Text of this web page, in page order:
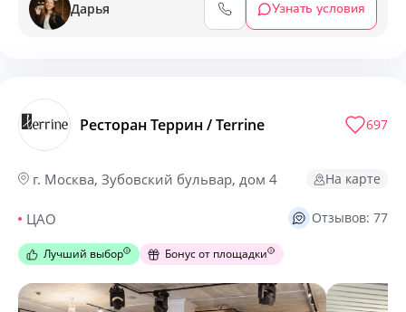
Дарья Узнать условия
Ресторан Террин / Terrine
г. Москва, Зубовский бульвар, дом 4
ЦАО
На карте
697
Отзывов: 77
Бонус от площадки
Лучший выбор